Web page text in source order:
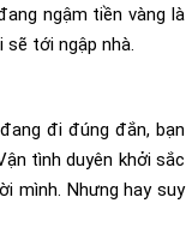
ngậm tiền vàng là
tới ngập nhà.
đi đúng đắn, bạn
tình duyên khởi sắc
mình. Nhưng hay suy